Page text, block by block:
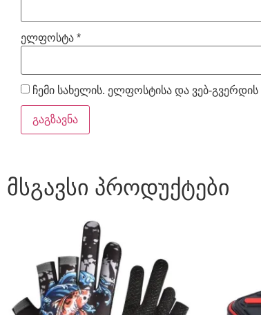
ელფოსტა *
ჩემი სახელის. ელფოსტისა და ვებ-გვერდის
მსგავსი პროდუქტები